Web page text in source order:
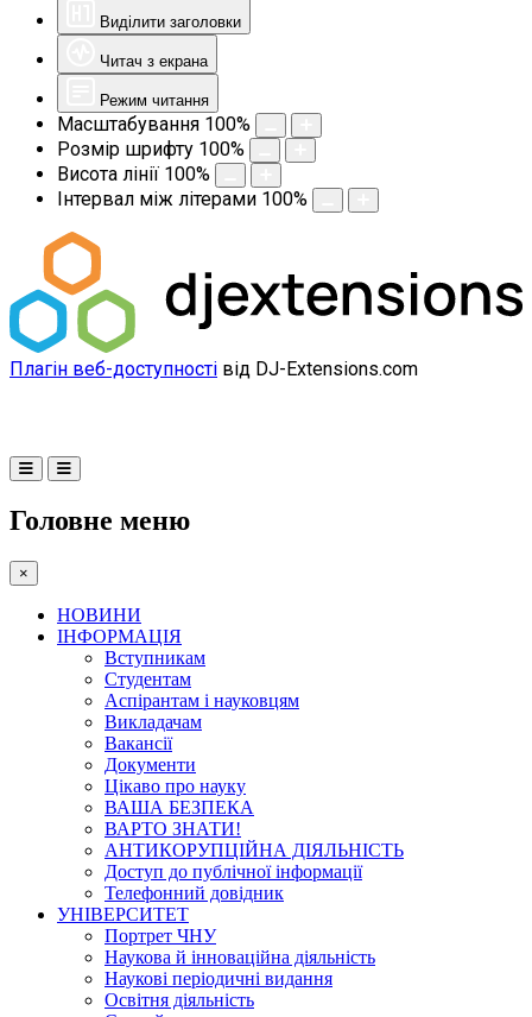
Виділити заголовки
Читач з екрана
Режим читання
Масштабування 100%
Розмір шрифту 100%
Висота лінії 100%
Інтервал між літерами 100%
Плагін веб-доступності від DJ-Extensions.com
Головне меню
×
НОВИНИ
ІНФОРМАЦІЯ
Вступникам
Студентам
Аспірантам і науковцям
Викладачам
Вакансії
Документи
Цікаво про науку
ВАША БЕЗПЕКА
ВАРТО ЗНАТИ!
АНТИКОРУПЦІЙНА ДІЯЛЬНІСТЬ
Доступ до публічної інформації
Телефонний довідник
УНІВЕРСИТЕТ
Портрет ЧНУ
Наукова й інноваційна діяльність
Наукові періодичні видання
Освітня діяльність